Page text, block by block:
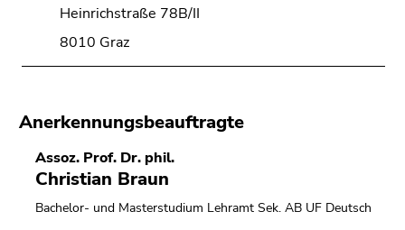
Heinrichstraße 78B/II
8010 Graz
Anerkennungsbeauftragte
Assoz. Prof. Dr. phil.
Christian Braun
Bachelor- und Masterstudium Lehramt Sek. AB UF Deutsch